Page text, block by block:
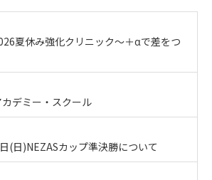
夏休み強化クリニック〜＋αで差をつ
カデミー・スクール
(日)NEZASカップ準決勝について